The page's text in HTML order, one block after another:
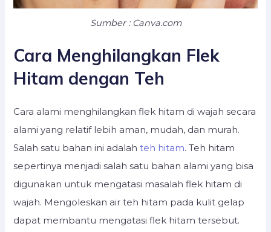
Sumber : Canva.com
Cara Menghilangkan Flek
Hitam dengan Teh
Cara alami menghilangkan flek hitam di wajah secara
alami yang relatif lebih aman, mudah, dan murah.
Salah satu bahan ini adalahteh hitam. Teh hitam
sepertinya menjadi salah satu bahan alami yang bisa
digunakan untuk mengatasi masalah flek hitam di
wajah. Mengoleskan air teh hitam pada kulit gelap
dapat membantu mengatasi flek hitam tersebut.